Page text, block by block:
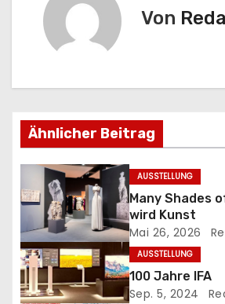
g
s
a
v
i
Von
Ähnlicher Beitrag
AUSSTELLUNG
Many Shades
wird Kunst
Mai 26, 2026
AUSSTELLUNG
100 Jahre IFA
Sep. 5, 2024